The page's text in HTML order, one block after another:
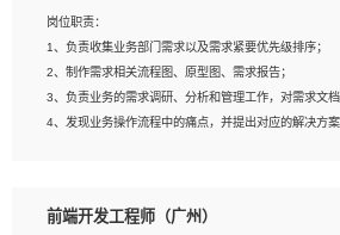
3、熟练使用脚本语言，shell/python任一种，熟练使用
4、熟悉linux常见服务、中间件的基本原理、部署以及
Apache、Nginx、Zabbix、Kafka等
5、熟悉主流虚拟化技术，如：VMware、KVM
6、具备网络方面的基础知识，熟悉常见的网络协议，
8、有良好的文档编写能力和沟通能力，有RHCE证书优
岗位职责：
1、负责收集业务部门需求以及需求紧要优先级排序；
2、制作需求相关流程图、原型图、需求报告；
3、负责业务的需求调研、分析和管理工作，对需求文档
4、发现业务操作流程中的痛点，并提出对应的解决方案
岗位要求：
前端开发工程师（广州）